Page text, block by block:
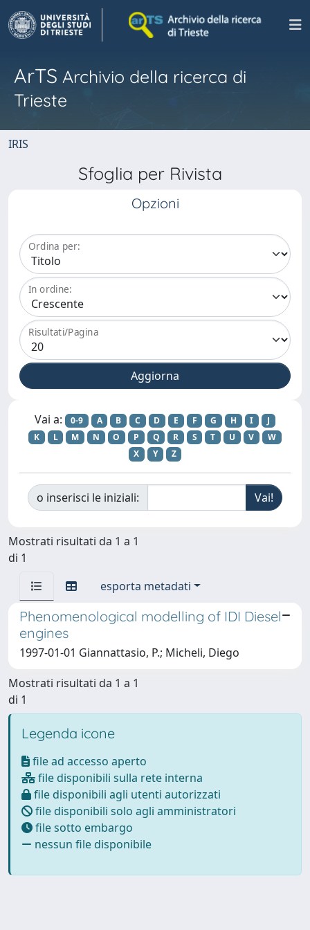
ArTS Archivio della ricerca di
Trieste
IRIS
Sfoglia per Rivista
Opzioni
Ordina per:
In ordine:
Risultati/Pagina
Vai a: 0-9 A B C D E F G H I
J
K
L M N O P Q R S T U V
W
X
Y Z
o inserisci le iniziali:
Mostrati risultati da 1 a 1
di 1
esporta metadati
Phenomenological modelling of IDI Diesel
engines
1997-01-01 Giannattasio, P.; Micheli, Diego
Mostrati risultati da 1 a 1
di 1
Legenda icone
file ad accesso aperto
file disponibili sulla rete interna
file disponibili agli utenti autorizzati
file disponibili solo agli amministratori
file sotto embargo
nessun file disponibile